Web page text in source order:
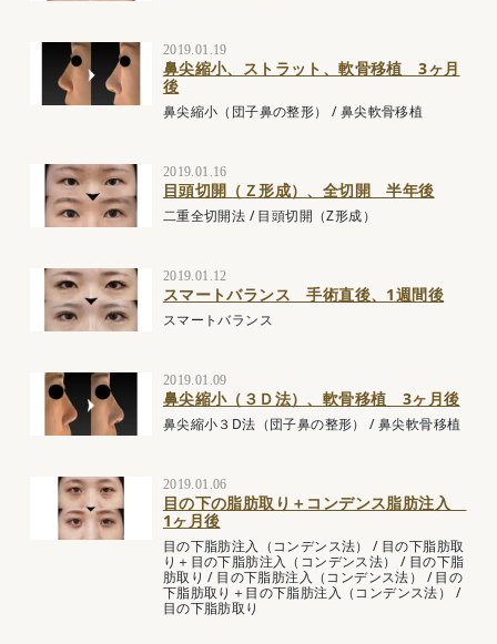
2019.01.19
鼻尖縮小、ストラット、軟骨移植 3ヶ月
後
鼻尖縮小（団子鼻の整形） /鼻尖軟骨移植
2019.01.16
目頭切開（Ｚ形成）、全切開 半年後
二重全切開法 /目頭切開（Z形成）
2019.01.12
スマートバランス 手術直後、1週間後
スマートバランス
2019.01.09
鼻尖縮小（３Ｄ法）、軟骨移植 3ヶ月後
鼻尖縮小３D法（団子鼻の整形） /鼻尖軟骨移植
2019.01.06
目の下の脂肪取り＋コンデンス脂肪注入
1ヶ月後
目の下脂肪注入（コンデンス法） / 目の下脂肪取
り＋目の下脂肪注入（コンデンス法）
/ 目の下脂
肪取り / 目の下脂肪注入（コンデンス法） /目の
下脂肪取り＋目の下脂肪注入（コンデンス法）
/
目の下脂肪取り